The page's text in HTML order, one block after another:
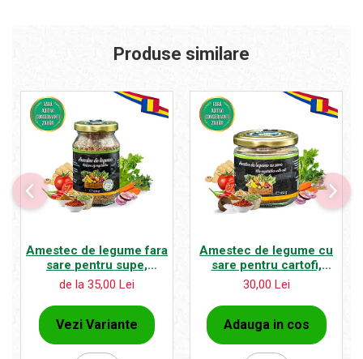
Produse similare
Amestec de legume fara
sare pentru supe,
ciorbe, tocanite si
mancaruri scazute
de la 35,00 Lei
Vezi Variante
Amestec de legume cu
sare pentru cartofi,
sandwichuri, salate sau
oua
30,00 Lei
Adauga in cos